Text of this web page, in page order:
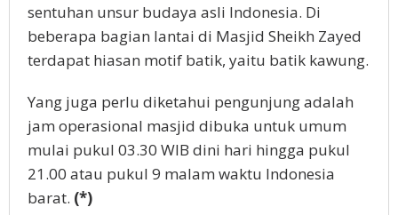
sentuhan unsur budaya asli Indonesia. Di
beberapa bagian lantai di Masjid Sheikh Zayed
terdapat hiasan motif batik, yaitu batik kawung.
Yang juga perlu diketahui pengunjung adalah
jam operasional masjid dibuka untuk umum
mulai pukul 03.30 WIB dini hari hingga pukul
21.00 atau pukul 9 malam waktu Indonesia
barat. (*)